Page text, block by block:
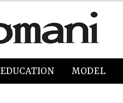
EDUCATION MODEL